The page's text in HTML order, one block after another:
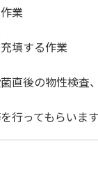
業
填する作業
後の物性検査
行ってもらいます